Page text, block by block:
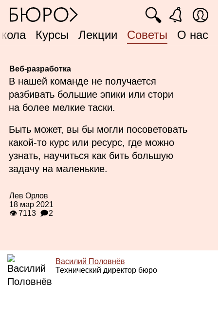
Курсы Лекции Советы О нас
🔍
Веб-разработка
В нашей команде не получается
разбивать большие эпики или стори
на более мелкие таски.
Быть может, вы бы могли посоветовать
какой‑то курс или ресурс, где можно
узнать, научиться как бить большую
задачу на маленькие.
Лев Орлов
18 мар 2021
👁 7113 🗩2
Василий Половнёв
Технический директор бюро